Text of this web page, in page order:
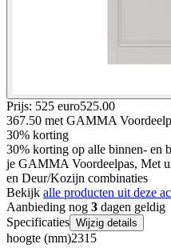
Prijs: 525 euro525.00
367.50 met GAMMA
30% korting
30% korting op alle binnen- en
je GAMMA Voordeelpas, Met
en Deur/Kozijn combinaties
Bekijk alle producten uit deze
Aanbieding nog 3 dagen geldig
Specificaties Wijzig details
hoogte (mm)2315